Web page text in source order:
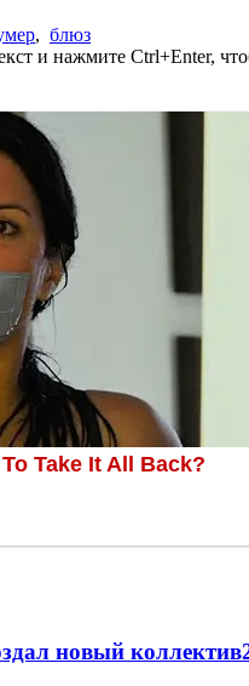
, блюз
и нажмите Ctrl+Enter,
новый коллектив